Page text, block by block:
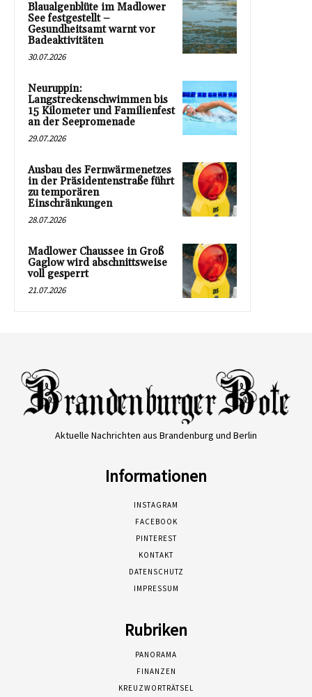
Blaualgenblüte im Madlower
See festgestellt –
Gesundheitsamt warnt vor
Badeaktivitäten
30.07.2026
Neuruppin:
Langstreckenschwimmen bis
15 Kilometer und Familienfest
an der Seepromenade
29.07.2026
Ausbau des Fernwärmenetzes
in der Präsidentenstraße führt
zu temporären
Einschränkungen
28.07.2026
Madlower Chaussee in Groß
Gaglow wird abschnittsweise
voll gesperrt
21.07.2026
Aktuelle Nachrichten aus Brandenburg und Berlin
Informationen
INSTAGRAM
FACEBOOK
PINTEREST
KONTAKT
DATENSCHUTZ
IMPRESSUM
Rubriken
PANORAMA
FINANZEN
KREUZWORTRÄTSEL